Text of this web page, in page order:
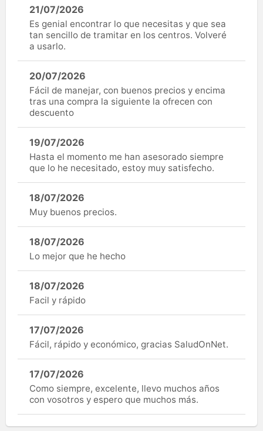
21/07/2026
Es genial encontrar lo que necesitas y que sea
tan sencillo de tramitar en los centros. Volveré
a usarlo.
20/07/2026
Fácil de manejar, con buenos precios y encima
tras una compra la siguiente la ofrecen con
descuento
19/07/2026
Hasta el momento me han asesorado siempre
que lo he necesitado, estoy muy satisfecho.
18/07/2026
Muy buenos precios.
18/07/2026
Lo mejor que he hecho
18/07/2026
Facil y rápido
17/07/2026
Fácil, rápido y económico, gracias SaludOnNet.
17/07/2026
Como siempre, excelente, llevo muchos años
con vosotros y espero que muchos más.